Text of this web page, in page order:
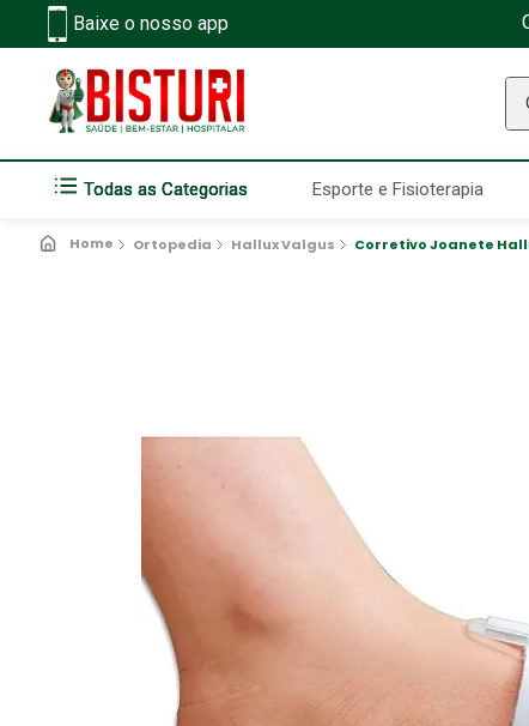
Baixe o nosso app
O
Todas as Categorias Esporte e Fisioterapia
Ortopedia Hallux Valgus Corretivo Joanete